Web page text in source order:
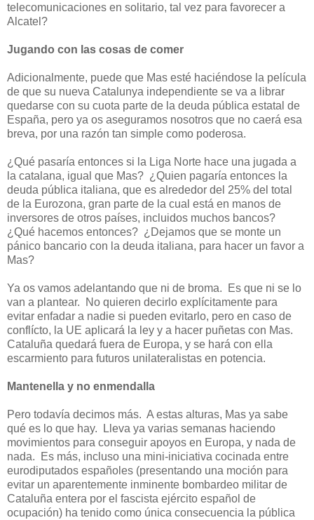
telecomunicaciones en solitario, tal vez para favorecer a
Alcatel?
Jugando con las cosas de comer
Adicionalmente, puede que Mas esté haciéndose la película
de que su nueva Catalunya independiente se va a librar
quedarse con su cuota parte de la deuda pública estatal de
España, pero ya os aseguramos nosotros que no caerá esa
breva, por una razón tan simple como poderosa.
¿Qué pasaría entonces si la Liga Norte hace una jugada a
la catalana, igual que Mas? ¿Quien pagaría entonces la
deuda pública italiana, que es alrededor del 25% del total
de la Eurozona, gran parte de la cual está en manos de
inversores de otros países, incluidos muchos bancos?
¿Qué hacemos entonces? ¿Dejamos que se monte un
pánico bancario con la deuda italiana, para hacer un favor a
Mas?
Ya os vamos adelantando que ni de broma.
Es que ni se lo
van a plantear.
No quieren decirlo explícitamente para
evitar enfadar a nadie si pueden evitarlo, pero en caso de
conflícto, la UE aplicará la ley y a hacer puñetas con Mas.
Cataluña quedará fuera de Europa, y se hará con ella
escarmiento para futuros unilateralistas en potencia.
Mantenella y no enmendalla
Pero todavía decimos más. A estas alturas, Mas ya sabe
qué es lo que hay.
Lleva ya varias semanas haciendo
movimientos para conseguir apoyos en Europa, y nada de
nada.
Es más, incluso una mini-iniciativa cocinada entre
eurodiputados españoles (presentando una moción para
evitar un aparentemente inminente bombardeo militar de
Cataluña entera por el fascista ejército español de
ocupación) ha tenido como única consecuencia la pública